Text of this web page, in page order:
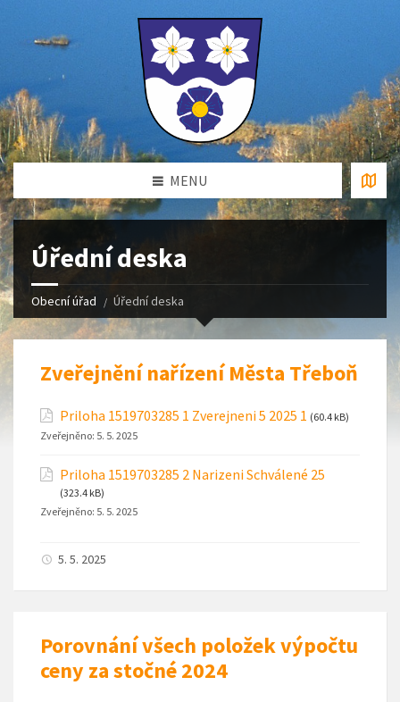
MENU
Úřední deska
Obecní úřad Úřední deska
Zveřejnění nařízení Města Třeboň
Priloha 1519703285 1 Zverejneni 5 2025 1 (60.4 kB)
Zveřejněno: 5. 5. 2025
Priloha 1519703285 2 Narizeni Schválené 25
(323.4 kB)
Zveřejněno: 5. 5. 2025
5. 5. 2025
Porovnání všech položek výpočtu
ceny za stočné 2024